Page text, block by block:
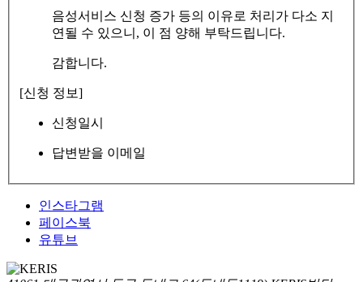
음성서비스 신청 증가 등의 이유로 처리가 다소 지
연될 수 있으니, 이 점 양해 부탁드립니다.
감합니다.
[신청 정보]
신청일시
답변받을 이메일
인스타그램
페이스북
유튜브